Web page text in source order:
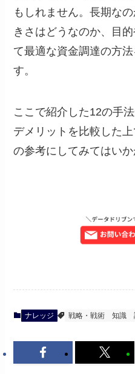
もしれません。長期な
きさはどうなのか、目
て最適な資金調達の方
す。
ここで紹介した12の手
デメリットを比較した
の参考にしてみてはいか
ナレッジ 戦略・戦術 知識